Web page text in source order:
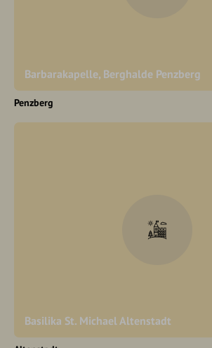
Barbarakapelle, Berghalde Penzberg
Penzberg
Basilika St. Michael Altenstadt